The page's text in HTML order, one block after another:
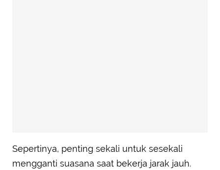
Sepertinya, penting sekali untuk sesekali
mengganti suasana saat bekerja jarak jauh.